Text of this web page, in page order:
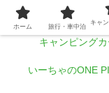
ホーム
キャンピングカ
いーちゃのONE
ホーム 旅行・車中泊
キャ